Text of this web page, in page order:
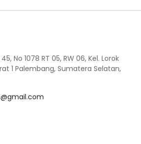
No 1078 RT 05, RW 06, Kel. Lorok
1 Palembang, Sumatera Selatan,